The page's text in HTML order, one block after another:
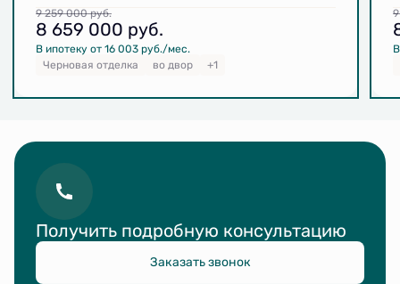
9 259 000руб.
8 659 000 руб.
В ипотеку от 16 003 руб./мес.
Черновая отделка
во двор +1
Получить подробную консультацию
Заказать звонок